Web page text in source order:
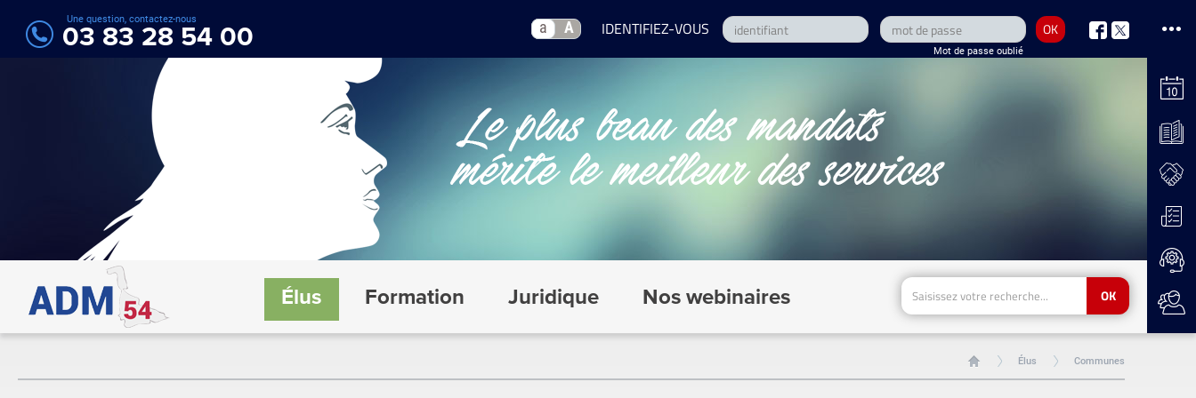
a A OK
Mot de passe oublié
nous
sur
nous
sur
Une question, contactez-nous
03 83 28 54 00
Élus Formation Juridique Nos webinaires OK
Élus Communes